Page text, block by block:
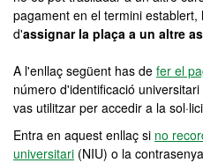
pagament en el termini
d'assignar la plaça a un altre
A l'enllaç següent has de fer el
número d'identificació
vas utilitzar per accedir a la
Entra en aquest enllaç si no
universitari (NIU) o la